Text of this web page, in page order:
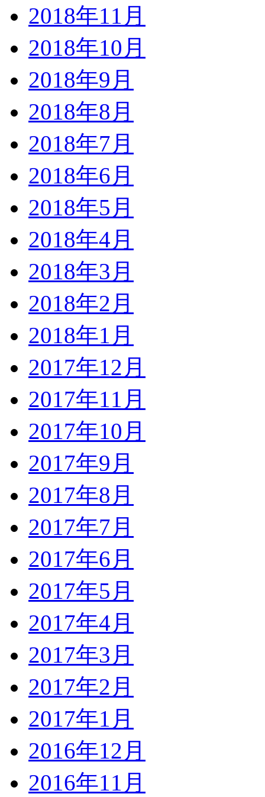
2018年11月
2018年10月
2018年9月
2018年8月
2018年7月
2018年6月
2018年5月
2018年4月
2018年3月
2018年2月
2018年1月
2017年12月
2017年11月
2017年10月
2017年9月
2017年8月
2017年7月
2017年6月
2017年5月
2017年4月
2017年3月
2017年2月
2017年1月
2016年12月
2016年11月